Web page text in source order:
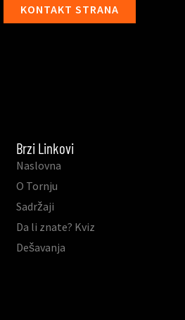
KONTAKT STRANA
Brzi Linkovi
Naslovna
O Tornju
Sadržaji
Da li znate? Kviz
Dešavanja